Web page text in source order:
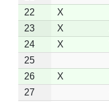
22
X
23
X
24
X
25
26
X
27